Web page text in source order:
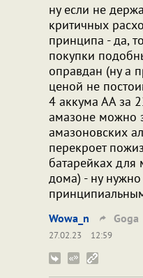
ну если не
критичных
принципа - да,
покупки
оправдан (ну а
ценой не
4 аккума АА за
амазоне можно
амазоновских
перекроет
батарейках
дома) - ну нужно
Wowa_n Goga
27.02.23
12:59